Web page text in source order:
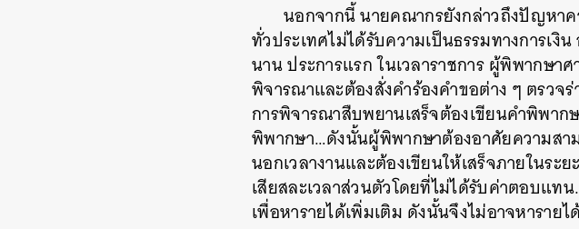
นอกจากนี้ นายคณากรยังกล่าวถึงปัญหา
ทั่วประเทศไม่ได้รับความเป็นธรรมทางการเงิ
นาน ประการแรก ในเวลาราชการ ผู้พิพากษ
พิจารณาและต้องสั่งคำร้องคำขอต่าง ๆ ตรว
การพิจารณาสืบพยานเสร็จต้องเขียนคำพิพาก
พิพากษา…ดังนั้นผู้พิพากษาต้องอาศัยความสา
นอกเวลางานและต้องเขียนให้เสร็จภายในระ
เสียสละเวลาส่วนตัวโดยที่ไม่ได้รับค่าตอบแ
เพื่อหารายได้เพิ่มเติม ดังนั้นจึงไม่อาจหาราย